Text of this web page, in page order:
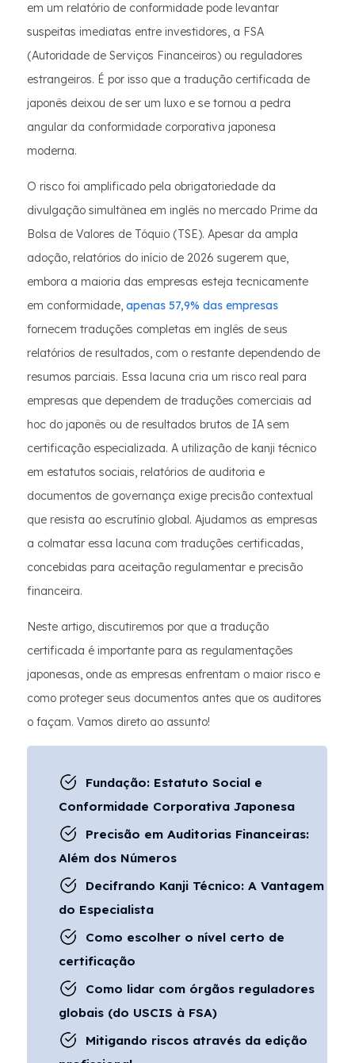
em um relatório de conformidade pode levantar
suspeitas imediatas entre investidores, a FSA
(Autoridade de Serviços Financeiros) ou reguladores
estrangeiros. É por isso que a tradução certificada de
japonês deixou de ser um luxo e se tornou a pedra
angular da conformidade corporativa japonesa
moderna.
O risco foi amplificado pela obrigatoriedade da
divulgação simultânea em inglês no mercado Prime da
Bolsa de Valores de Tóquio (TSE). Apesar da ampla
adoção, relatórios do início de 2026 sugerem que,
embora a maioria das empresas esteja tecnicamente
em conformidade, apenas 57,9% das empresas
fornecem traduções completas em inglês de seus
relatórios de resultados, com o restante dependendo de
resumos parciais. Essa lacuna cria um risco real para
empresas que dependem de traduções comerciais ad
hoc do japonês ou de resultados brutos de IA sem
certificação especializada. A utilização de kanji técnico
em estatutos sociais, relatórios de auditoria e
documentos de governança exige precisão contextual
que resista ao escrutínio global. Ajudamos as empresas
a colmatar essa lacuna com traduções certificadas,
concebidas para aceitação regulamentar e precisão
financeira.
Neste artigo, discutiremos por que a tradução
certificada é importante para as regulamentações
japonesas, onde as empresas enfrentam o maior risco e
como proteger seus documentos antes que os auditores
o façam. Vamos direto ao assunto!
Fundação: Estatuto Social e
Conformidade Corporativa Japonesa
Precisão em Auditorias Financeiras:
Além dos Números
Decifrando Kanji Técnico: A Vantagem
do Especialista
Como escolher o nível certo de
certificação
Como lidar com órgãos reguladores
globais (do USCIS à FSA)
Mitigando riscos através da edição